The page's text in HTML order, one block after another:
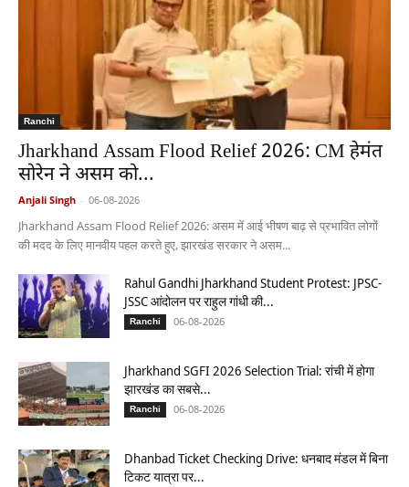
Ranchi
Jharkhand Assam Flood Relief 2026: CM हेमंत
सोरेन ने असम को...
Anjali Singh - 06-08-2026
Jharkhand Assam Flood Relief 2026: असम में आई भीषण बाढ़ से प्रभावित लोगों
की मदद के लिए मानवीय पहल करते हुए, झारखंड सरकार ने असम...
Rahul Gandhi Jharkhand Student Protest: JPSC-
JSSC आंदोलन पर राहुल गांधी की...
Ranchi 06-08-2026
Jharkhand SGFI 2026 Selection Trial: रांची में होगा
झारखंड का सबसे...
Ranchi 06-08-2026
Dhanbad Ticket Checking Drive: धनबाद मंडल में बिना
टिकट यात्रा पर...